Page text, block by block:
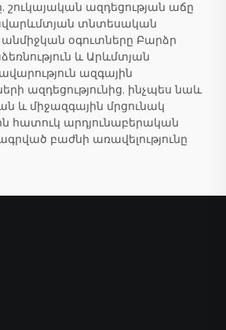
շուկայական ազդեցության աճը
տնտեսական
օգուտները Բարձր
և Արևմտյան
ազգային
ազդեցությունից, ինչպես նաև
և միջազգային մրցունակ
հատուկ արդյունաբերական
բաժնի առավելությունը